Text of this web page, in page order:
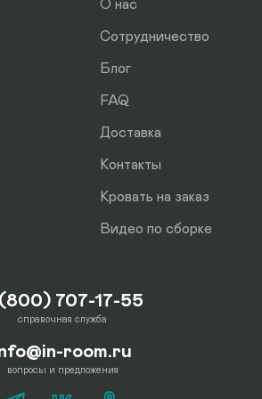
О нас
Сотрудничество
Блог
FAQ
Доставка
Контакты
Кровать на заказ
Видео по сборке
707-17-55
справочная служба
room.ru
вопросы и предложения